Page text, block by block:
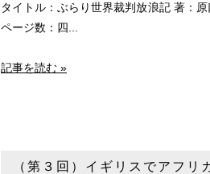
タイトル：ぶらり世界裁判放浪記 著：
ページ数：四...
記事を読む »
（第３回）イギリスでアフリ